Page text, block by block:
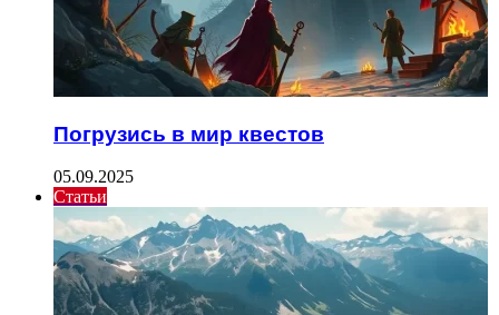
Погрузись в мир квестов
05.09.2025
Статьи